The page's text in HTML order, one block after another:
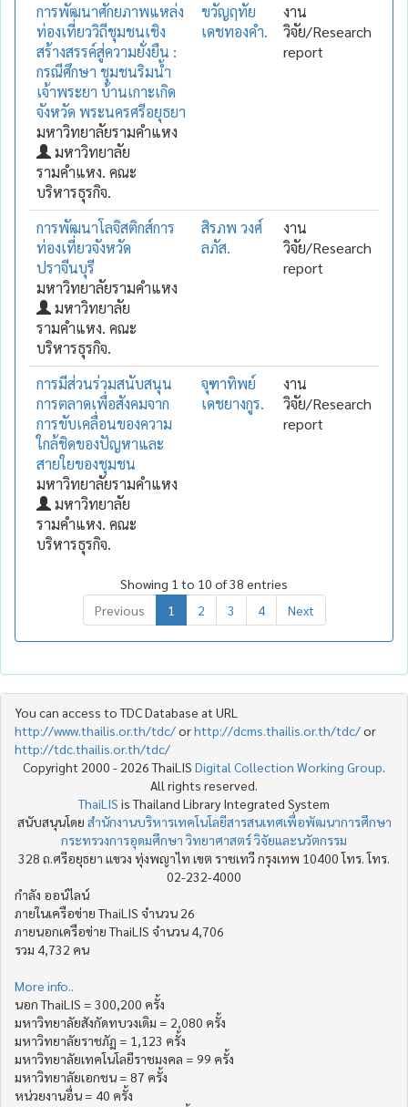
การพัฒนาศักยภาพแหล่ง
ท่องเที่ยววิถีชุมชนเชิง
สร้างสรรค์สู่ความยั่งยืน :
กรณีศึกษา ชุมชนริมน้ำ
เจ้าพระยา บ้านเกาะเกิด
จังหวัด พระนครศรีอยุธยา
มหาวิทยาลัยรามคำแหง
มหาวิทยาลัย
รามคำแหง. คณะ
บริหารธุรกิจ.
ขวัญฤทัย
เดชทองคำ.
งาน
วิจัย/Research
report
การพัฒนาโลจิสติกส์การ
ท่องเที่ยวจังหวัด
ปราจีนบุรี
มหาวิทยาลัยรามคำแหง
มหาวิทยาลัย
รามคำแหง. คณะ
บริหารธุรกิจ.
สิรภพ วงศ์
ลภัส.
งาน
วิจัย/Research
report
การมีส่วนร่วมสนับสนุน
การตลาดเพื่อสังคมจาก
การขับเคลื่อนของความ
ใกล้ชิดของปัญหาและ
สายใยของชุมชน
มหาวิทยาลัยรามคำแหง
มหาวิทยาลัย
รามคำแหง. คณะ
บริหารธุรกิจ.
จุฑาทิพย์
เดชยางกูร.
งาน
วิจัย/Research
report
Showing 1 to 10 of 38 entries
Previous
1 2 3 4 Next
You can access to TDC Database at URL
http://www.thailis.or.th/tdc/orhttp://dcms.thailis.or.th/tdc/or
http://tdc.thailis.or.th/tdc/
Copyright 2000 - 2026 ThaiLIS Digital Collection Working Group
All rights reserved.
ThaiLIS is Thailand Library Integrated System
สนับสนุนโดย สำนักงานบริหารเทคโนโลยีสารสนเทศเพื่อพัฒนาการศึกษา
กระทรวงการอุดมศึกษา วิทยาศาสตร์ วิจัยและนวัตกรรม
328 ถ.ศรีอยุธยา แขวง ทุ่งพญาไท เขต ราชเทวี กรุงเทพ 10400 โทร. โทร.
02-232-4000
กำลัง ออน์ไลน์
ภายในเครือข่าย ThaiLIS จำนวน 26
ภายนอกเครือข่าย ThaiLIS จำนวน 4,706
รวม 4,732 คน
More info..
นอก ThaiLIS = 300,200 ครั้ง
มหาวิทยาลัยสังกัดทบวงเดิม = 2,080 ครั้ง
มหาวิทยาลัยราชภัฏ = 1,123 ครั้ง
มหาวิทยาลัยเทคโนโลยีราชมงคล = 99 ครั้ง
มหาวิทยาลัยเอกชน = 87 ครั้ง
หน่วยงานอื่น = 40 ครั้ง